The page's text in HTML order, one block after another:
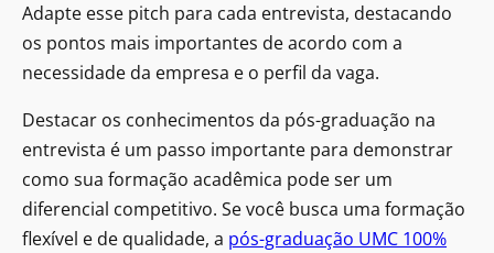
Adapte esse pitch para cada entrevista, destacando
os pontos mais importantes de acordo com a
necessidade da empresa e o perfil da vaga.
Destacar os conhecimentos da pós-graduação na
entrevista é um passo importante para demonstrar
como sua formação acadêmica pode ser um
diferencial competitivo. Se você busca uma formação
flexível e de qualidade, a pós-graduação UMC 100%